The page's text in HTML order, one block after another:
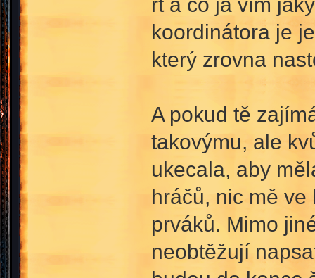
koordinátora je
který zrovna
A pokud tě
takovýmu, ale
ukecala, aby
hráčů, nic mě
prváků. Mimo
neobtěžují